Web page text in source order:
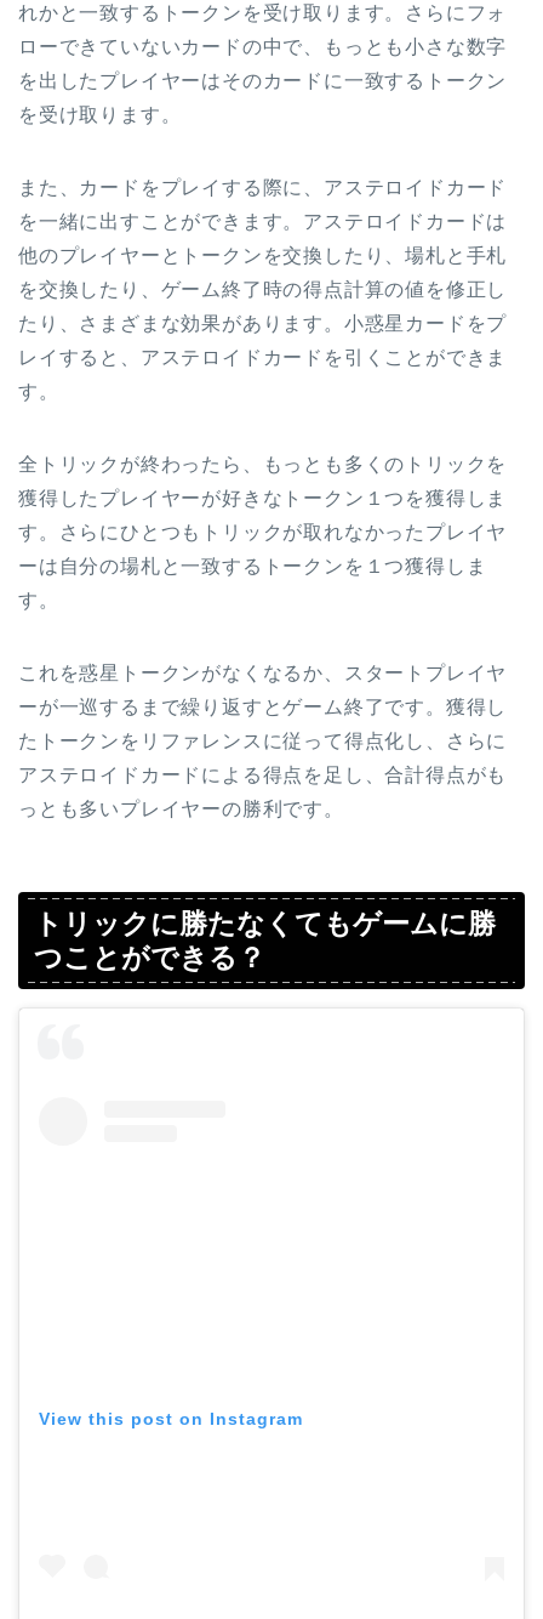
れかと一致するトークンを受け取ります。さらにフォ
ローできていないカードの中で、もっとも小さな数字
を出したプレイヤーはそのカードに一致するトークン
を受け取ります。
また、カードをプレイする際に、アステロイドカード
を一緒に出すことができます。アステロイドカードは
他のプレイヤーとトークンを交換したり、場札と手札
を交換したり、ゲーム終了時の得点計算の値を修正し
たり、さまざまな効果があります。小惑星カードをプ
レイすると、アステロイドカードを引くことができま
す。
全トリックが終わったら、もっとも多くのトリックを
獲得したプレイヤーが好きなトークン１つを獲得しま
す。さらにひとつもトリックが取れなかったプレイヤ
ーは自分の場札と一致するトークンを１つ獲得しま
す。
これを惑星トークンがなくなるか、スタートプレイヤ
ーが一巡するまで繰り返すとゲーム終了です。獲得し
たトークンをリファレンスに従って得点化し、さらに
アステロイドカードによる得点を足し、合計得点がも
っとも多いプレイヤーの勝利です。
トリックに勝たなくてもゲームに勝
つことができる？
View this post on Instagram